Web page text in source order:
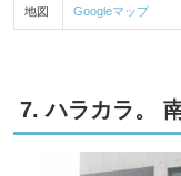
地図 Googleマップ
7. ハラカラ。